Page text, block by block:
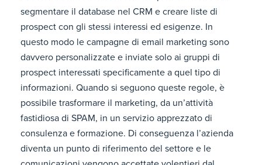
segmentare il database nel CRM e creare liste di
prospect con gli stessi interessi ed esigenze. In
questo modo le campagne di email marketing sono
davvero personalizzate e inviate solo ai gruppi di
prospect interessati specificamente a quel tipo di
informazioni. Quando si seguono queste regole, è
possibile trasformare il marketing, da un’attività
fastidiosa di SPAM, in un servizio apprezzato di
consulenza e formazione. Di conseguenza l’azienda
diventa un punto di riferimento del settore e le